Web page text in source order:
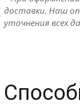
доставки. Наш
уточнения всех